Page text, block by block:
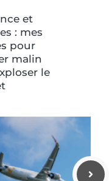
et
: mes
pour
malin
le